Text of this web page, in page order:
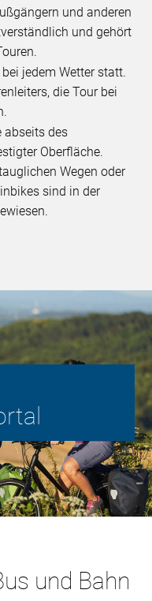
und anderen
und gehört
jedem Wetter statt.
die Tour bei
abseits des
Oberfläche.
Wegen oder
sind in der
und Bahn